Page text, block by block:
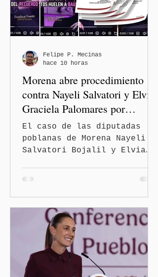
programa estatal para
recuperar vialidades
prioritarias, fortalecer la
condiciones de seguridad de
las familias poblanas, en e
Morena abre procedimiento
contra Nayeli Salvatori y Elvia
Graciela Palomares por
discriminación y burlas
El caso de las diputadas
poblanas de Morena Nayeli
Salvatori Bojalil y Elvia
partido. La Comisión
Nacional de Honestidad y
Justicia (CNHJ) de Morena
inició formalmente un
procedimiento sancionador
de oficio contra ambas
legisladoras por las
Felipe P. Mecinas
hace 10 horas